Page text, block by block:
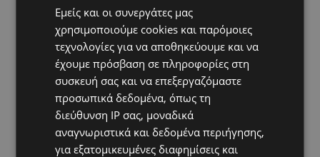
Hot this week
Εμείς και οι συνεργάτες μας
χρησιμοποιούμε cookies και παρόμοιες
τεχνολογίες για να αποθηκεύουμε και να
έχουμε πρόσβαση σε πληροφορίες στη
συσκευή σας και να επεξεργαζόμαστε
προσωπικά δεδομένα, όπως τη
διεύθυνση IP σας, μοναδικά
αναγνωριστικά και δεδομένα περιήγησης,
για εξατομικευμένες διαφημίσεις και